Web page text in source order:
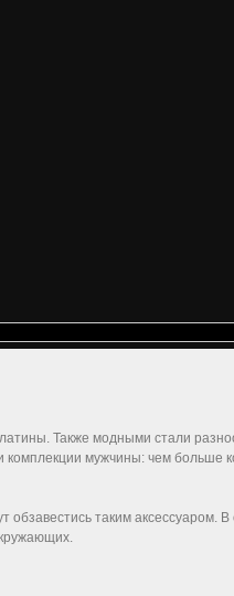
Также модными стали
комплекции мужчины: чем
таким аксессуаром.